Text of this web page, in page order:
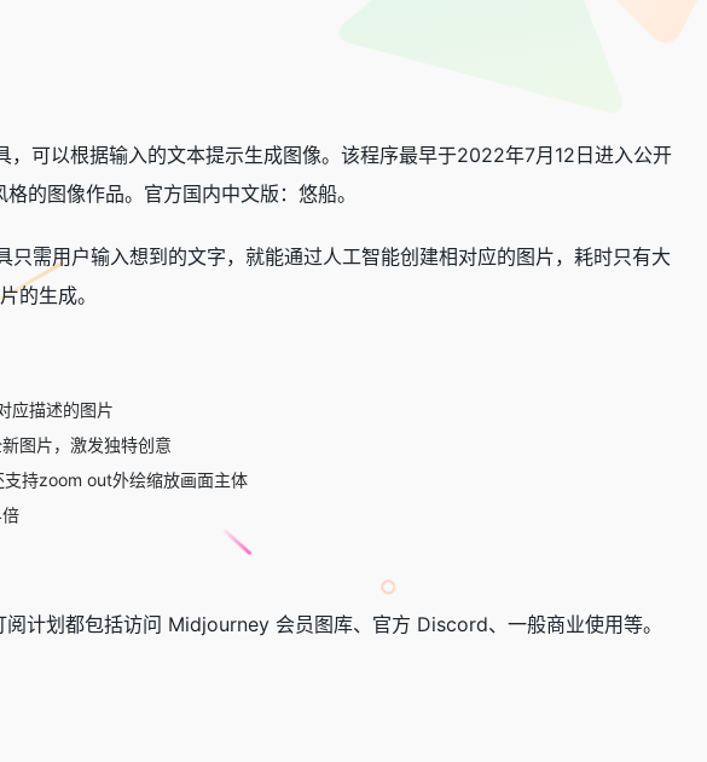
可以根据输入的文本提示生成图像。该程序最早于2022年7月12日进入公开
的图像作品。官方国内中文版：悠船。
需用户输入想到的文字，就能通过人工智能创建相对应的图片，耗时只有大
的生成。
应描述的图片
图片，激发独特创意
持zoom out外绘缩放画面主体
计划都包括访问 Midjourney 会员图库、官方 Discord、一般商业使用等。